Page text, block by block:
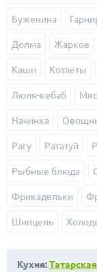
Буженина
Долма Жаркое
Каши Котлеты
Люля-кебаб
Начинка
Рагу Рататуй
Рыбные блюда
Фрикадельки
Шницель
Кухня:Татарская